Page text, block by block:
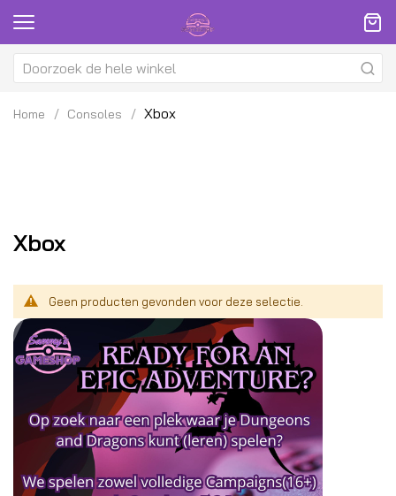
Home Consoles Xbox
Xbox
Geen producten gevonden voor deze selectie.